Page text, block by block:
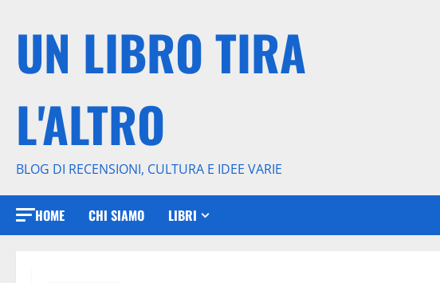
contenuto
UN LIBRO TIRA
L'ALTRO
BLOG DI RECENSIONI, CULTURA E IDEE VARIE
HOME CHI SIAMO LIBRI